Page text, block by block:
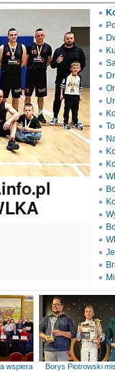
wspiera
Borys Piotrowski